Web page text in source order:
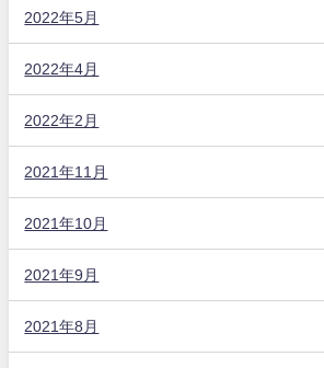
2022年5月
2022年4月
2022年2月
2021年11月
2021年10月
2021年9月
2021年8月